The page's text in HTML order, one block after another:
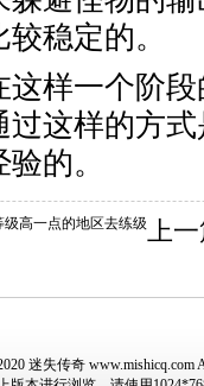
稳定的。
样一个阶段
这样的方
的。
高一点的地区去练级上
迷失传奇 www.mishicq.com